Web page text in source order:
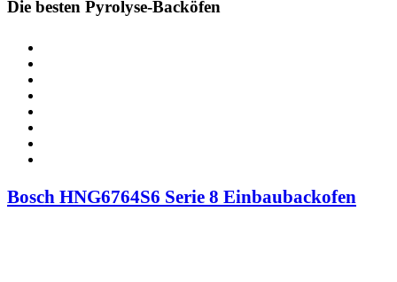
Die besten Pyrolyse-Backöfen
Bosch HNG6764S6 Serie 8 Einbaubackofen